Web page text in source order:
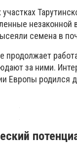
незаконной
семена в
продолжает
за ними.
Европы родился